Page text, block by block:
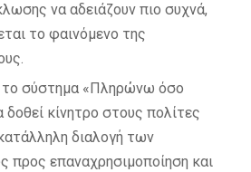
να αδειάζουν πιο συχνά,
το φαινόμενο της
το σύστημα «Πληρώνω όσο
κίνητρο στους πολίτες
διαλογή των
προς επαναχρησιμοποίηση και